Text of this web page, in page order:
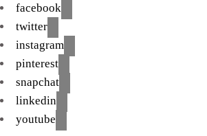
facebook
twitter
instagram
pinterest
snapchat
linkedin
youtube